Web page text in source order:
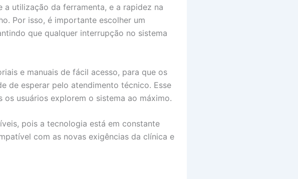
utilização da ferramenta, e a rapidez na
Por isso, é importante escolher um
que qualquer interrupção no sistema
e manuais de fácil acesso, para que os
de esperar pelo atendimento técnico. Esse
usuários explorem o sistema ao máximo.
pois a tecnologia está em constante
com as novas exigências da clínica e